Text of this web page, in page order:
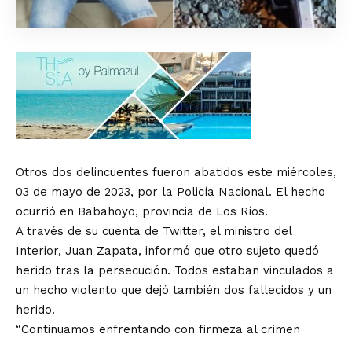
Otros dos delincuentes fueron abatidos este miércoles,
03 de mayo de 2023, por la Policía Nacional. El hecho
ocurrió en Babahoyo, provincia de Los Ríos.
A través de su cuenta de Twitter, el ministro del
Interior, Juan Zapata, informó que otro sujeto quedó
herido tras la persecución. Todos estaban vinculados a
un hecho violento que dejó también dos fallecidos y un
herido.
“Continuamos enfrentando con firmeza al crimen